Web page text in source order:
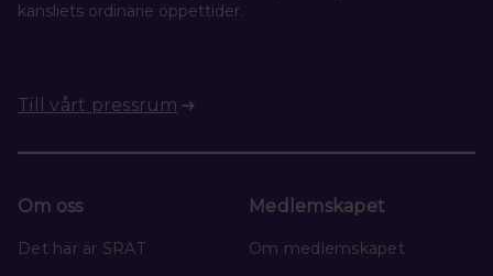
kansliets ordinarie öppettider.
Till vårt pressrum
Om oss
Det här är SRAT
Medlemskapet
Om medlemskapet